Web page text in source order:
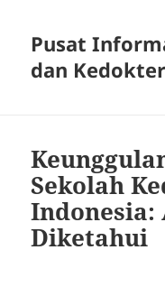
Pusat
dan
Sekolah
Indonesia:
Diketahui